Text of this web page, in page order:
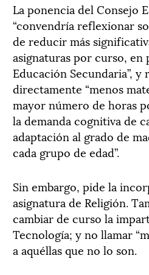
La ponencia del Consejo
“convendría reflexionar
de reducir más
asignaturas por curso, en
Educación Secundaria”, y
directamente “menos
mayor número de horas
la demanda cognitiva de
adaptación al grado de
cada grupo de edad”.
Sin embargo, pide la
asignatura de Religión.
cambiar de curso la
Tecnología; y no llamar
a aquéllas que no lo son.